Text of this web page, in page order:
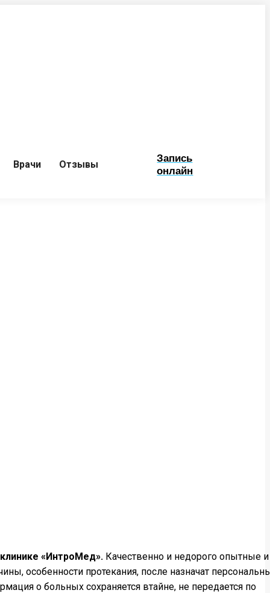
Врачи Отзывы
Запись
онлайн
«ИнтроМед». Качественно и недорого опытные и
особенности протекания, после назначат
о больных сохраняется втайне, не передается по